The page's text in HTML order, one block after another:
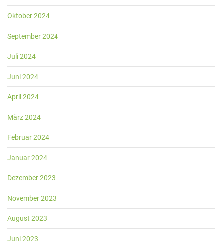
Oktober 2024
September 2024
Juli 2024
Juni 2024
April 2024
März 2024
Februar 2024
Januar 2024
Dezember 2023
November 2023
August 2023
Juni 2023